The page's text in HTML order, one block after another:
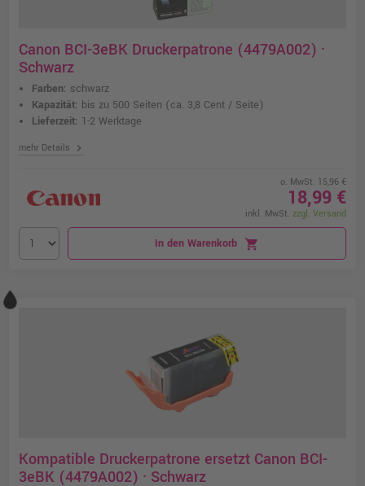
Canon BCI-3eBK Druckerpatrone (4479A002) ·
Schwarz
Farben: schwarz
Kapazität: bis zu 500 Seiten (ca. 3,8 Cent / Seite)
Lieferzeit: 1-2 Werktage
mehr Details chevron_right
o. MwSt. 15,96 €
18,99 €
inkl. MwSt. zzgl. Versand
In den Warenkorb shopping_cart
Kompatible Druckerpatrone ersetzt Canon BCI-
3eBK (4479A002) · Schwarz